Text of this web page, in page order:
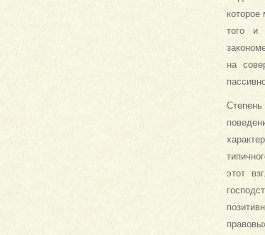
которое
того и
на
этот